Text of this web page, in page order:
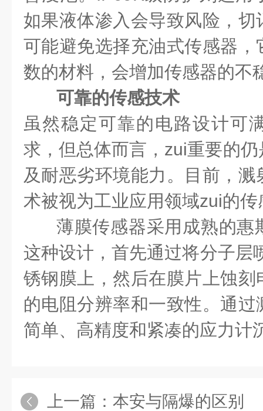
如果液体渗入会导致风险，
可能避免选择充油式传感器
数的材料，会增加传感器的不
可靠的传感技术
虽然稳定可靠的电路设计可
求，但总体而言，zui重要的
及耐恶劣环境能力。目前，
术被视为工业应用领域zui的传
薄膜传感器采用成熟的惠
这种设计，首先通过将分子层
锈钢膜上，然后在膜片上蚀
的电阻分辨率和一致性。通
简单、高精度和紧凑的应力计
上一篇： 本安与隔爆的区别